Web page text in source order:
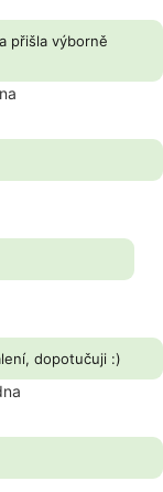
přišla výborně
dopotučuji :)